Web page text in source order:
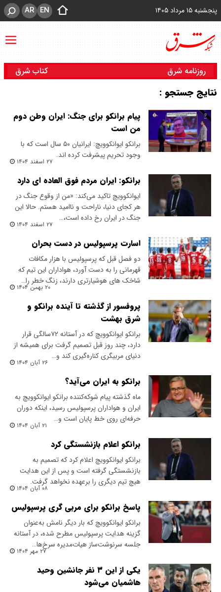
پنجشنبه ۱۵ مرداد ۱۴۰۵ EN
AR
روزنامه شرق کتاب شرق
نتایج جستجو :
پیام برانکو برای جنگ: ایران وطن دوم
من است
برانکو ایوانکوویچ: ایرانیان ۵۰ سال است که با
وجود تحریم پیشرفت کرده اند.
۲۷ اسفند ۱۴۰۴
برانکو: ایران مردم فوق العاده ای دارد
ایوانکوویچ تاکید می‌کند: «من از وقوع جنگ در
هر کجای دنیا، ناراحت و ناامید هستم. حالا این
جنگ در ایران رخ داده است،…
۲۷ اسفند ۱۴۰۴
اسارت پرسپولیس در دست بحران
دو فصل قبل که پرسپولیس با هزار مکافات
قهرمانی را به دست آورد، هواداران این تیم که
شاخک های هوشیارتری دارند، زنگ خطر را…
۲۰ بهمن ۱۴۰۴
پروفسور از گذشته تا آینده برانکو و
شرق بهشت
برانکو ایوانکوویچ که در آستانه ۷۲‌سالگی قرار
دارد، چند روز قبل تصمیم گرفت برای همیشه از
دنیای مربیگری کناره‌گیری کند و…
۲۶ آبان ۱۴۰۴
برانکو به ایران می‌آید؟
ماه گذشته پیام شوکه‌کننده برانکو ایوانکوویچ به
ایران و هواداران پرسپولیس رسید، اینکه دوران
حرفه‌ای روی خط پایان است و…
۲۱ آبان ۱۴۰۴
برانکو اعلام بازنشستگی کرد
برانکو ایوانکوویچ اعلام کرد که تصمیم به
بازنشستگی گرفته است و پس از این هدایت
هیچ تیم دیگری را برعهده نخواهد گرفت.
۰۸ آبان ۱۴۰۴
پاسخ برانکو برای مربی گری پرسپولیس
برانکو ایوانکوویچ که بار دیگر نامش به‌عنوان
گزینه هدایت پرسپولیس مطرح شده، در آستانه
جلسه سرنوشت‌ساز هیات‌مدیره سرخ‌ها…
۲۷ مهر ۱۴۰۴
یکی از این ۳ نفر جانشین وحید
هاشمیان می‌شود